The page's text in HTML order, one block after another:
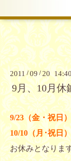
2011/09/ 20 14:40
9月、10月休
9/23（金・祝日
10/10（月･祝日
お休みとなりま